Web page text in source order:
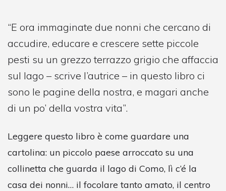
“E ora immaginate due nonni che cercano di
accudire, educare e crescere sette piccole
pesti su un grezzo terrazzo grigio che affaccia
sul lago – scrive l’autrice – in questo libro ci
sono le pagine della nostra, e magari anche
di un po’ della vostra vita”.
Leggere questo libro è come guardare una
cartolina: un piccolo paese arroccato su una
collinetta che guarda il lago di Como, lì c’é la
casa dei nonni… il focolare tanto amato, il centro